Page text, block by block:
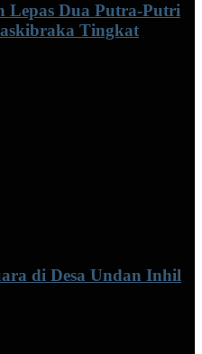
Lepas Dua Putra-Putri
Tingkat
di Desa Undan Inhil